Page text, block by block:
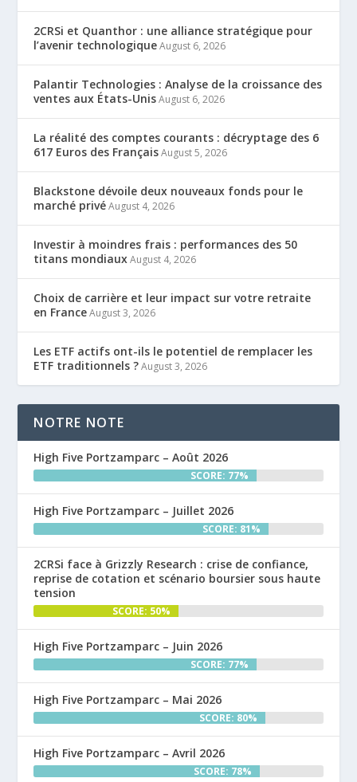
2CRSi et Quanthor : une alliance stratégique pour
l’avenir technologique August 6, 2026
Palantir Technologies : Analyse de la croissance des
ventes aux États-Unis August 6, 2026
La réalité des comptes courants : décryptage des 6
617 Euros des Français August 5, 2026
Blackstone dévoile deux nouveaux fonds pour le
marché privé August 4, 2026
Investir à moindres frais : performances des 50
titans mondiaux August 4, 2026
Choix de carrière et leur impact sur votre retraite
en France August 3, 2026
Les ETF actifs ont-ils le potentiel de remplacer les
ETF traditionnels ? August 3, 2026
NOTRE NOTE
High Five Portzamparc – Août 2026
SCORE: 77%
High Five Portzamparc – Juillet 2026
SCORE: 81%
2CRSi face à Grizzly Research : crise de confiance,
reprise de cotation et scénario boursier sous haute
tension
SCORE: 50%
High Five Portzamparc – Juin 2026
SCORE: 77%
High Five Portzamparc – Mai 2026
SCORE: 80%
High Five Portzamparc – Avril 2026
SCORE: 78%